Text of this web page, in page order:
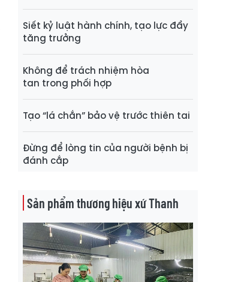
Siết kỷ luật hành chính, tạo lực đẩy
tăng trưởng
Không để trách nhiệm hòa
tan trong phối hợp
Tạo “lá chắn” bảo vệ trước thiên tai
Đừng để lòng tin của người bệnh bị
đánh cắp
Sản phẩm thương hiệu xứ Thanh